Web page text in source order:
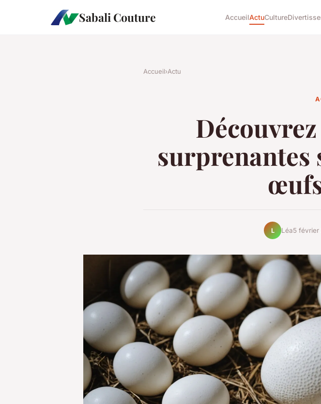
Sabali Couture AccueilActuCulture
Accueil›Actu
surprenantes
L Léa5 février